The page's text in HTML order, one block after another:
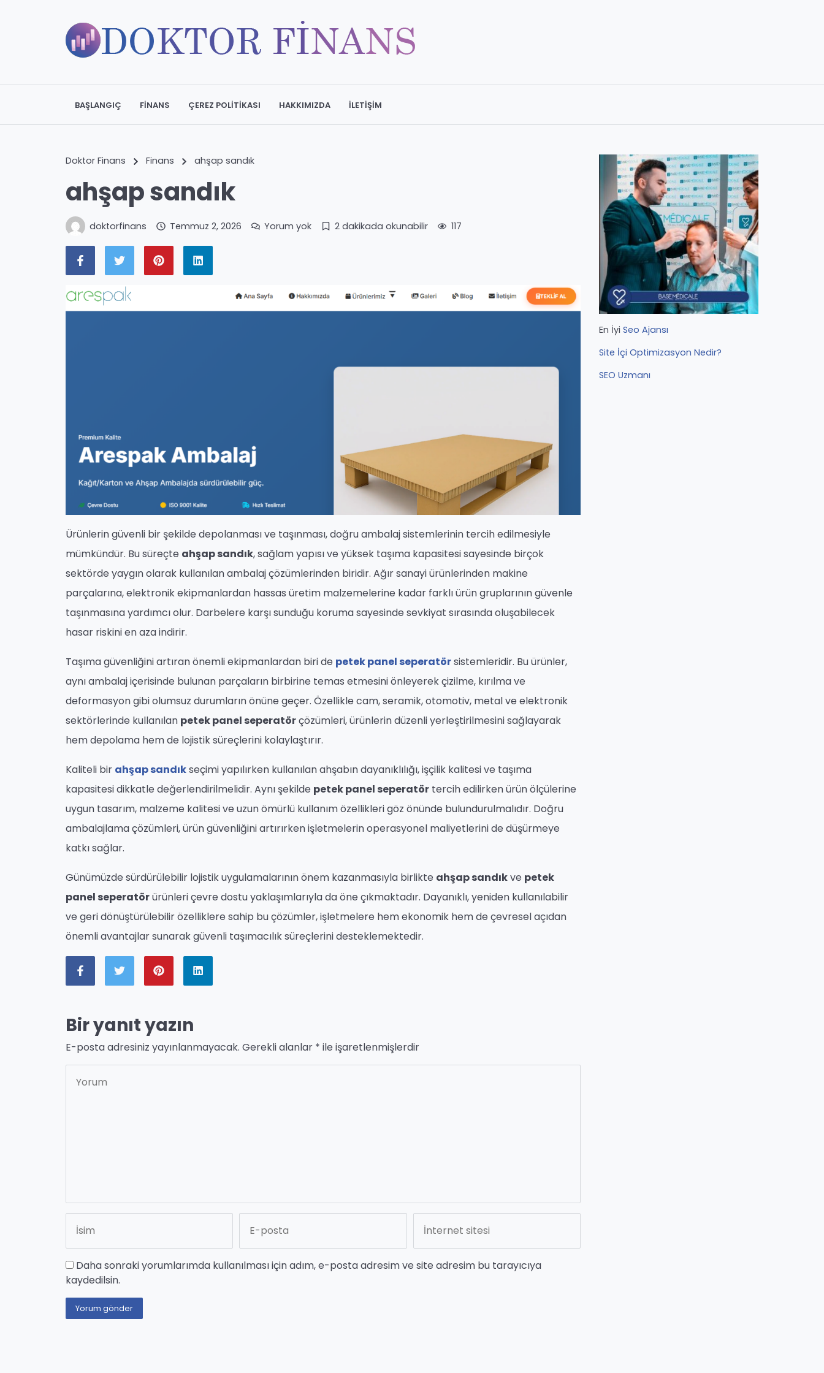
BAŞLANGIÇ FINANS ÇEREZ POLITIKASI HAKKIMIZDA İLETIŞIM
Doktor Finans Finans ahşap sandık
ahşap sandık
doktorfinans Temmuz 2, 2026 Yorum yok 2 dakikada okunabilir 117
Ürünlerin güvenli bir şekilde depolanması ve taşınması, doğru ambalaj sistemlerinin tercih edilmesiyle
mümkündür. Bu süreçte ahşap sandık, sağlam yapısı ve yüksek taşıma kapasitesi sayesinde birçok
sektörde yaygın olarak kullanılan ambalaj çözümlerinden biridir. Ağır sanayi ürünlerinden makine
parçalarına, elektronik ekipmanlardan hassas üretim malzemelerine kadar farklı ürün gruplarının güvenle
taşınmasına yardımcı olur. Darbelere karşı sunduğu koruma sayesinde sevkiyat sırasında oluşabilecek
hasar riskini en aza indirir.
Taşıma güvenliğini artıran önemli ekipmanlardan biri de petek panel seperatörsistemleridir. Bu ürünler,
aynı ambalaj içerisinde bulunan parçaların birbirine temas etmesini önleyerek çizilme, kırılma ve
deformasyon gibi olumsuz durumların önüne geçer. Özellikle cam, seramik, otomotiv, metal ve elektronik
sektörlerinde kullanılan petek panel seperatörçözümleri, ürünlerin düzenli yerleştirilmesini sağlayarak
hem depolama hem de lojistik süreçlerini kolaylaştırır.
Kaliteli bir ahşap sandıkseçimi yapılırken kullanılan ahşabın dayanıklılığı, işçilik kalitesi ve taşıma
kapasitesi dikkatle değerlendirilmelidir. Aynı şekilde petek panel seperatör tercih edilirken ürün ölçülerine
uygun tasarım, malzeme kalitesi ve uzun ömürlü kullanım özellikleri göz önünde bulundurulmalıdır. Doğru
ambalajlama çözümleri, ürün güvenliğini artırırken işletmelerin operasyonel maliyetlerini de düşürmeye
katkı sağlar.
Günümüzde sürdürülebilir lojistik uygulamalarının önem kazanmasıyla birlikte ahşap sandıkve petek
panel seperatörürünleri çevre dostu yaklaşımlarıyla da öne çıkmaktadır. Dayanıklı, yeniden kullanılabilir
ve geri dönüştürülebilir özelliklere sahip bu çözümler, işletmelere hem ekonomik hem de çevresel açıdan
önemli avantajlar sunarak güvenli taşımacılık süreçlerini desteklemektedir.
Bir yanıt yazın
E-posta adresiniz yayınlanmayacak. Gerekli alanlar * ile işaretlenmişlerdir
Daha sonraki yorumlarımda kullanılması için adım, e-posta adresim ve site adresim bu tarayıcıya
kaydedilsin.
En İyi Seo Ajansı
Site İçi Optimizasyon Nedir?
SEO Uzmanı